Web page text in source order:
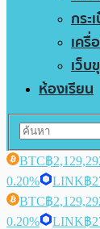
กระ
เครื่
เว็บ
ห้องเรียน
BTC฿
0.20%
LINK฿
BTC฿
0.20%
LINK฿